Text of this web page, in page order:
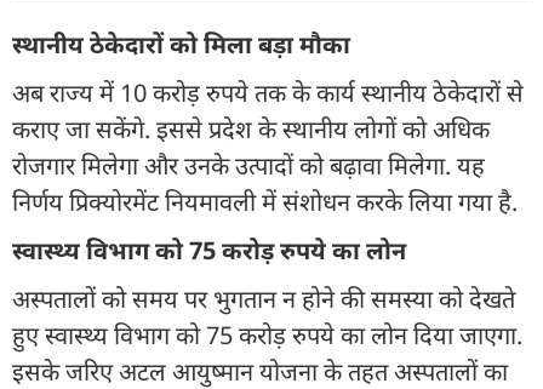
स्थानीय ठेकेदारों को मिला बड़ा मौका
अब राज्य में 10 करोड़ रुपये तक के कार्य स्थानीय ठेकेदारों से
कराए जा सकेंगे. इससे प्रदेश के स्थानीय लोगों को अधिक
रोजगार मिलेगा और उनके उत्पादों को बढ़ावा मिलेगा. यह
निर्णय प्रिक्योरमेंट नियमावली में संशोधन करके लिया गया है.
स्वास्थ्य विभाग को 75 करोड़ रुपये का लोन
अस्पतालों को समय पर भुगतान न होने की समस्या को देखते
हुए स्वास्थ्य विभाग को 75 करोड़ रुपये का लोन दिया जाएगा.
इसके जरिए अटल आयुष्मान योजना के तहत अस्पतालों का